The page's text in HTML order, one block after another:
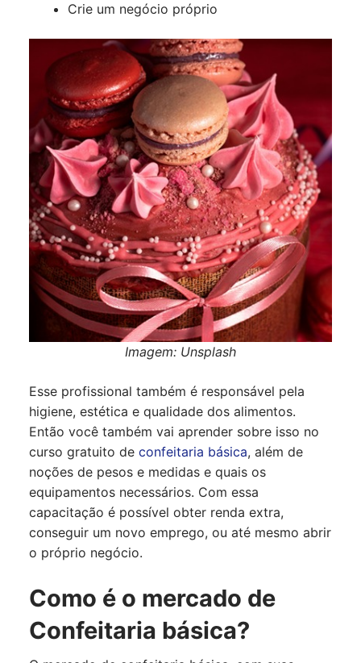
Crie um negócio próprio
Imagem: Unsplash
Esse profissional também é responsável pela
higiene, estética e qualidade dos alimentos.
Então você também vai aprender sobre isso no
curso gratuito de confeitaria básica, além de
noções de pesos e medidas e quais os
equipamentos necessários. Com essa
capacitação é possível obter renda extra,
conseguir um novo emprego, ou até mesmo abrir
o próprio negócio.
Como é o mercado de
Confeitaria básica?